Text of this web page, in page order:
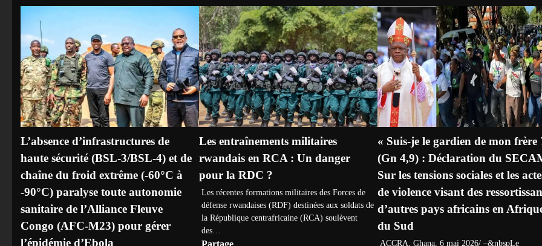
L’absence d’infrastructures de
haute sécurité (BSL-3/BSL-4) et de
chaîne du froid extrême (-60°C à
-90°C) paralyse toute autonomie
sanitaire de l’Alliance Fleuve
Congo (AFC-M23) pour gérer
l’épidémie d’Ebola
Les entraînements militaires
rwandais en RCA : Un danger
pour la RDC ?
Les récentes formations militaires des Forces de
défense rwandaises (RDF) destinées aux soldats de
la République centrafricaine (RCA) soulèvent
des…
Partage
« Suis-je le gardien de mon frère
(Gn 4,9) : Déclaration du
Sur les tensions sociales et les
de violence visant des
d’autres pays africains en
du Sud
ACCRA, Ghana, 6 mai 2026/ –&nbspLe